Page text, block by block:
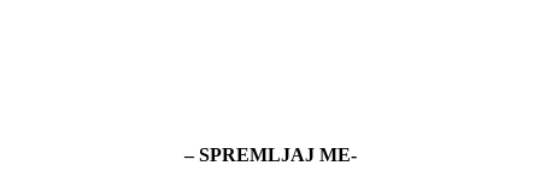
– SPREMLJAJ ME-